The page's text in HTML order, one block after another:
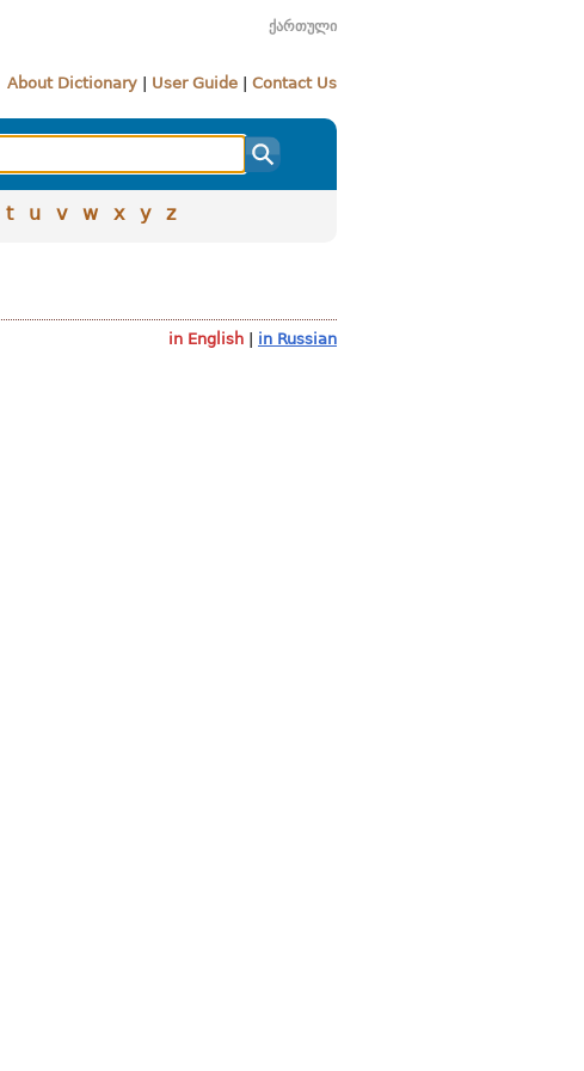
ქართული
About Dictionary User Guide Contact Us
t u v w x y z
in English
in Russian